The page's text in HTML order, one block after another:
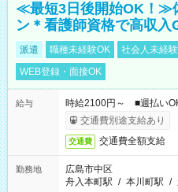
≪最短3日後開始OK！≫
ン＊看護師資格で高収入
派遣 職種未経験OK 社会人未経
WEB登録・面接OK
給与
時給2100円～ ■週払い
交通費別途支給あり
交通費 交通費全額支給
勤務地
広島市中区
舟入本町駅 / 本川町駅 /